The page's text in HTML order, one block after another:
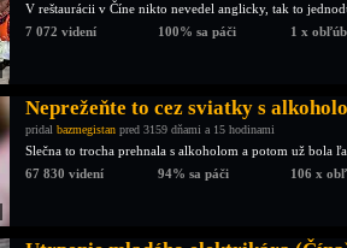
V reštaurácii v Číne nikto nevedel anglicky, tak to
7 072 videní
100% sa páči 1 x
Neprežeňte to cez sviatky s
pridal bazmegistan pred 3159 dňami a 15 hodinami
Slečna to trocha prehnala s alkoholom a potom už bola
67 830 videní
94% sa páči 106 x